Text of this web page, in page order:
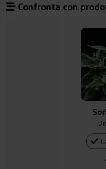
Confronta con